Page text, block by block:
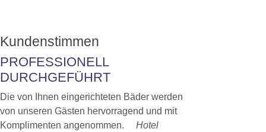
Kundenstimmen
PROFESSIONELL
DURCHGEFÜHRT
Die von Ihnen eingerichteten Bäder werden
von unseren Gästen hervorragend und mit
Komplimenten angenommen. Hotel